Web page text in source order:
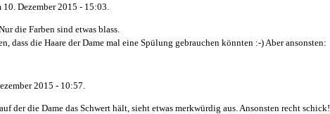
10. Dezember 2015 - 15:03.
die Farben sind etwas blass.
dass die Haare der Dame mal eine Spülung gebrauchen könnten :-) Aber ansonsten:
2015 - 10:57.
der die Dame das Schwert hält, sieht etwas merkwürdig aus. Ansonsten recht schick!